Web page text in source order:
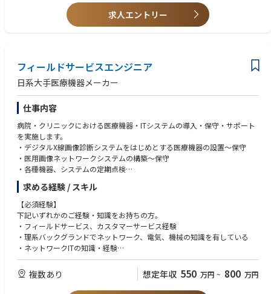
＜マインド・人柄＞
・地域医療に貢献しようとする志のある方
求人エントリー
フィールドサービスエンジニア
日系大手医療機器メーカー
仕事内容
病院・クリニックにおける医療機器・ITシステムの導入・保守・サポート
を実施します。
・デジタルX線画像診断システムをはじめとする医療機器の設置～保守
・医用画像ネットワークシステムの構築～保守
・各種機器、システムの定期点検
【ポジションの魅力】
・AI技術も含めた、医療の最先端技術に触れられる
・医療機器、医療ITシステム等、様々な技術を習得できる
・医療現場の最前線で顧客との折衝を通じて、働くことができる
【製品情報】
・医療画像情報システム(SYNAPSE)
・電子内視鏡システム
・超音波診断装置
求める経験 / スキル
【必須経験】
下記いずれかのご経験・知識をお持ちの方。
・フィールドサービス、カスタマーサービス経験
・理系バックグランドでネットワーク、電気、機械の知識を有している
・ネットワークITの知識・経験
【必須資格】普通自動車免許
複数あり 想定年収 550 万円 ~ 800 万円